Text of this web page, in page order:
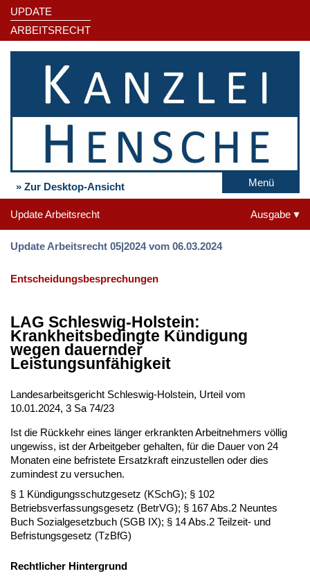
UPDATE
ARBEITSRECHT
» Zur Desktop-Ansicht Menü
Update Arbeitsrecht Ausgabe
Update Arbeitsrecht 05|2024 vom 06.03.2024
Entscheidungsbesprechungen
LAG Schleswig-Holstein:
Krankheitsbedingte Kündigung
wegen dauernder
Leistungsunfähigkeit
Landesarbeitsgericht Schleswig-Holstein, Urteil vom
10.01.2024, 3 Sa 74/23
Ist die Rückkehr eines länger erkrankten Arbeitnehmers völlig
ungewiss, ist der Arbeitgeber gehalten, für die Dauer von 24
Monaten eine befristete Ersatzkraft einzustellen oder dies
zumindest zu versuchen.
§ 1 Kündigungsschutzgesetz (KSchG); § 102
Betriebsverfassungsgesetz (BetrVG); § 167 Abs.2 Neuntes
Buch Sozialgesetzbuch (SGB IX); § 14 Abs.2 Teilzeit- und
Befristungsgesetz (TzBfG)
Rechtlicher Hintergrund